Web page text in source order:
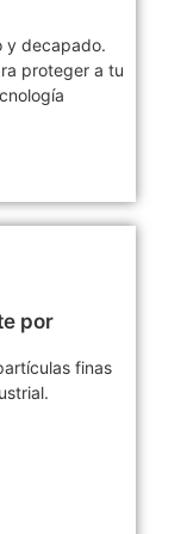
y decapado.
proteger a tu
por
finas